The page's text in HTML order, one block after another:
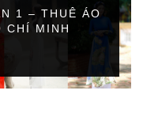
1 – THUÊ ÁO
CHÍ MINH